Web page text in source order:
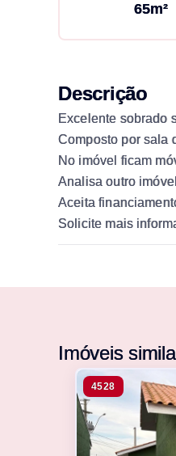
65m²
Descrição
Excelente sobrado
Composto por sala
No imóvel ficam
Analisa outro
Aceita
Solicite mais
Imóveis
4528